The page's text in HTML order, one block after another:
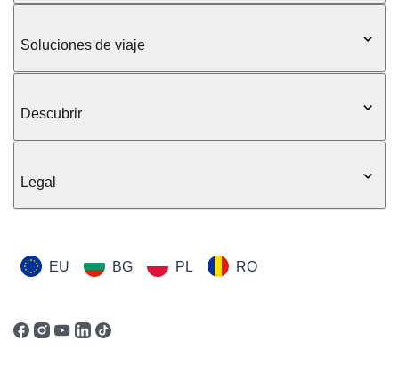
Soluciones de viaje
Descubrir
Legal
EU BG PL RO